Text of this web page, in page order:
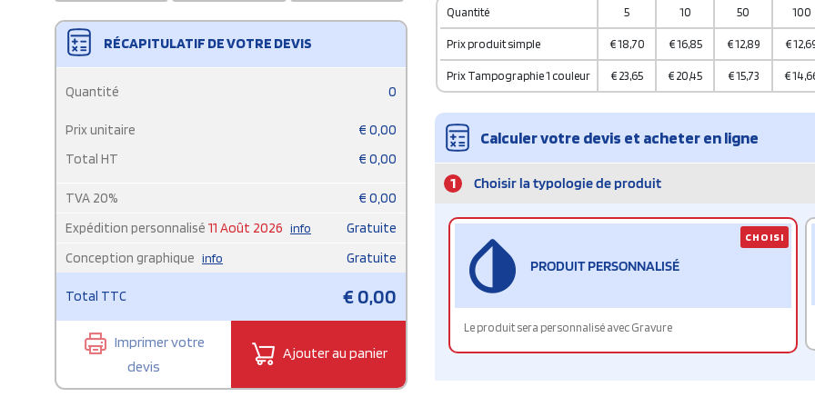
RÉCAPITULATIF DE VOTRE DEVIS
Quantité 0
Prix unitaire € 0,00
Total HT
€ 0,00
TVA 20% € 0,00
Expédition personnalisé 11 Août 2026 info
Gratuite
Conception graphique info Gratuite
Total TTC €0,00
Imprimer votre
devis
Ajouter au panier
Quantité 5 10 50 100
Prix produit simple €18,70 €16,85 €12,89 €
Prix Tampographie 1 couleur € 23,65 € 20,45 €15,73 €
Calculer votre devis et acheter en ligne
1 Choisir la typologie de produit
PRODUIT PERSONNALISÉ
Le produit sera personnalisé avec Gravure
CHOISI